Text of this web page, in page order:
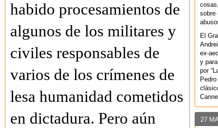
habido procesamientos de
algunos de los militares y
civiles responsables de
varios de los crímenes de
lesa humanidad cometidos
en dictadura. Pero aún
sobre
El
ex-
y
por
27